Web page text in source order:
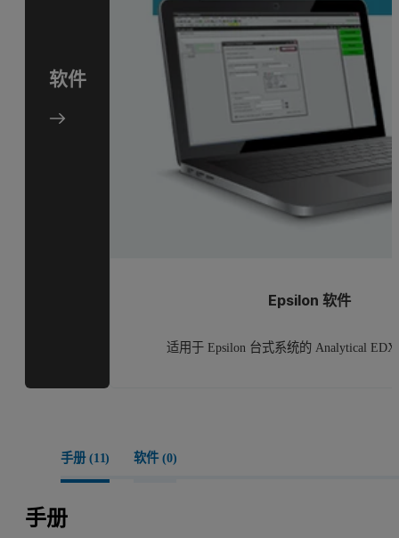
软件
Epsilon 软件
适用于 Epsilon 台式系统的 Analytical
手册 (11) 软件 (0)
手册